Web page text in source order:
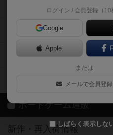
ログイン / 会員登録（10
Google
Apple
または
メールで会員登録
しばらく表示しな
掲示板・トピックス
ボドとも・会員一覧
ボードゲーム業界コラム
ボドゲーマご利用案内
ボードゲーム通販
新作・再入荷情報